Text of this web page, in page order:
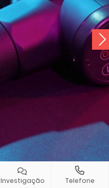
Investigação Telefone